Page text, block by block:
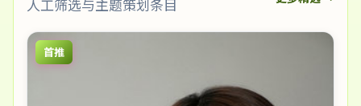
人工筛选与主题策划条目
首推